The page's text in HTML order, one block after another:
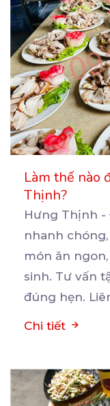
Làm thế nào
Thịnh?
Hưng Thịnh -
nhanh
món ăn ngon,
sinh. Tư vấn
đúng hẹn.
Chi tiết